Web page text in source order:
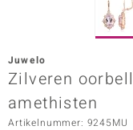
Vogue
Juwelo
Zilveren
amethisten
Artikelnummer: 9245MU